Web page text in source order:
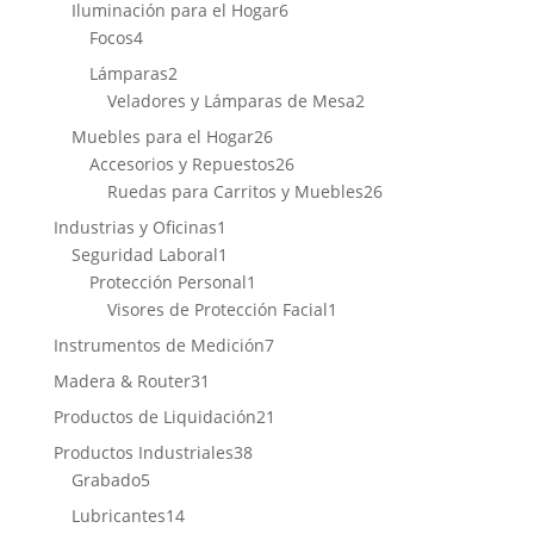
Iluminación para el Hogar66
Focos44
productos
Lámparas22
productos
Veladores y Lámparas de Mesa22
Muebles para el Hogar2626
productos
Accesorios y Repuestos2626
productos
Ruedas para Carritos y Muebles2626
Industrias y Oficinas1
Seguridad Laboral1
producto
Protección Personal1
producto
Visores de Protección Facial1
Instrumentos de Medición77
Madera & Router31
productos
Productos de Liquidación21
Productos Industriales3838
Grabado55
productos
Lubricantes1414